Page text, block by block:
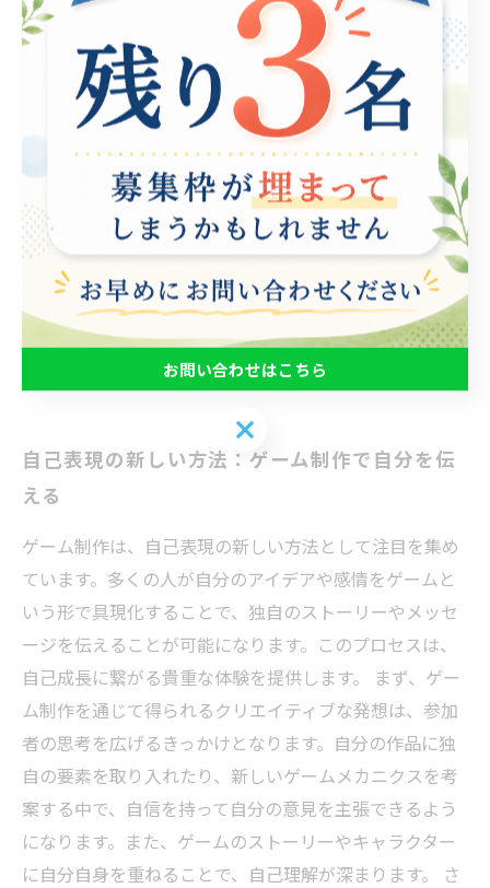
場合、どの部分に問題があるのかを分析し、改善策を考
えることで、より良い作品を生み出すチャンスが生まれ
ます。 さらに、チーム制作では他者とのコミュニケーシ
ョンが不可欠です。仲間の意見を尊重しながら、自分の
考えを伝えることで絆が深まり、協力し合う力が養われ
ます。このプロセスは、就労支援の観点からも重要で
す。自己表現を通じて信頼関係や社会的なつながりを築
くことができるのです。 失敗を恐れずに挑戦し続ける姿
勢が、自己成長を促進するのです。ゲーム制作を通じ
て、自分自身を理解し、より強くなるための道を歩んで
自己表現の新しい方法：ゲーム制作で自分を伝
える
ゲーム制作は、自己表現の新しい方法として注目を集め
ています。多くの人が自分のアイデアや感情をゲームと
いう形で具現化することで、独自のストーリーやメッセ
ージを伝えることが可能になります。このプロセスは、
自己成長に繋がる貴重な体験を提供します。 まず、ゲー
ム制作を通じて得られるクリエイティブな発想は、参加
者の思考を広げるきっかけとなります。自分の作品に独
自の要素を取り入れたり、新しいゲームメカニクスを考
案する中で、自信を持って自分の意見を主張できるよう
になります。また、ゲームのストーリーやキャラクター
に自分自身を重ねることで、自己理解が深まります。 さ
お問い合わせはこちら
お問い合わせはこちら